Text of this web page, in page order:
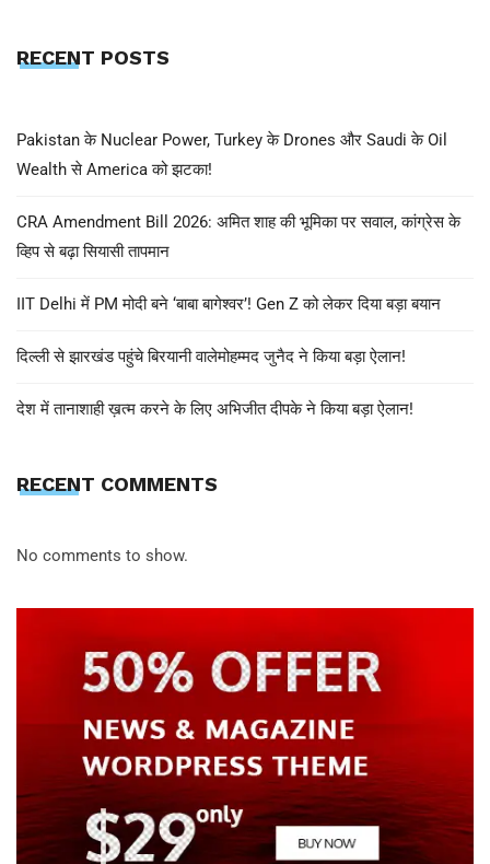
RECENT POSTS
Pakistan के Nuclear Power, Turkey के Drones और Saudi के Oil
Wealth से America को झटका!
CRA Amendment Bill 2026: अमित शाह की भूमिका पर सवाल, कांग्रेस के
व्हिप से बढ़ा सियासी तापमान
IIT Delhi में PM मोदी बने ‘बाबा बागेश्वर’! Gen Z को लेकर दिया बड़ा बयान
दिल्ली से झारखंड पहुंचे बिरयानी वालेमोहम्मद जुनैद ने किया बड़ा ऐलान!
देश में तानाशाही ख़त्म करने के लिए अभिजीत दीपके ने किया बड़ा ऐलान!
RECENT COMMENTS
No comments to show.